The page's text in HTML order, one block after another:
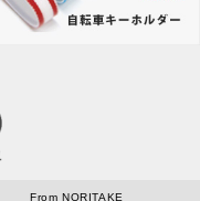
From NORITAKE